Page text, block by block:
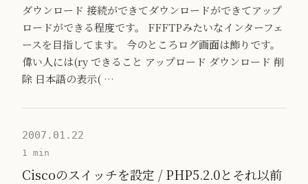
ダウンロード 接続ができてダウンロードができてアップ
ロードができる程度です。 FFFTPみたいなインターフェ
ースを目指してます。 今のところログ画面は飾りです。
偉い人には(ry できること アップロード ダウンロード 削
除 日本語の表示( …
2007.01.22
1 min
Ciscoのスイッチを設定 / PHP5.2.0とそれ以前